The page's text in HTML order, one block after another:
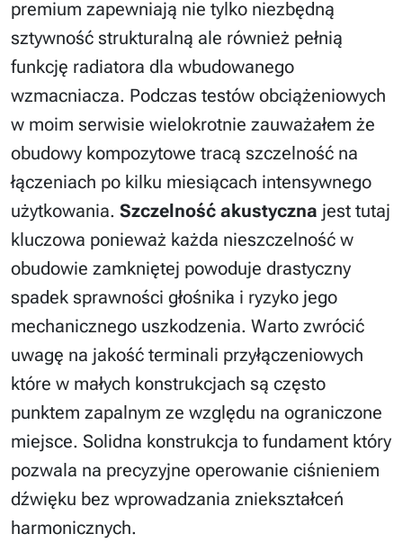
premium zapewniają nie tylko niezbędną
sztywność strukturalną ale również pełnią
funkcję radiatora dla wbudowanego
wzmacniacza. Podczas testów obciążeniowych
w moim serwisie wielokrotnie zauważałem że
obudowy kompozytowe tracą szczelność na
łączeniach po kilku miesiącach intensywnego
użytkowania. Szczelność akustyczna jest tutaj
kluczowa ponieważ każda nieszczelność w
obudowie zamkniętej powoduje drastyczny
spadek sprawności głośnika i ryzyko jego
mechanicznego uszkodzenia. Warto zwrócić
uwagę na jakość terminali przyłączeniowych
które w małych konstrukcjach są często
punktem zapalnym ze względu na ograniczone
miejsce. Solidna konstrukcja to fundament który
pozwala na precyzyjne operowanie ciśnieniem
dźwięku bez wprowadzania zniekształceń
harmonicznych.